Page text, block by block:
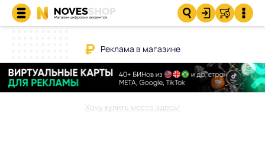
Реклама в магазине
Хочу купить место здесь!